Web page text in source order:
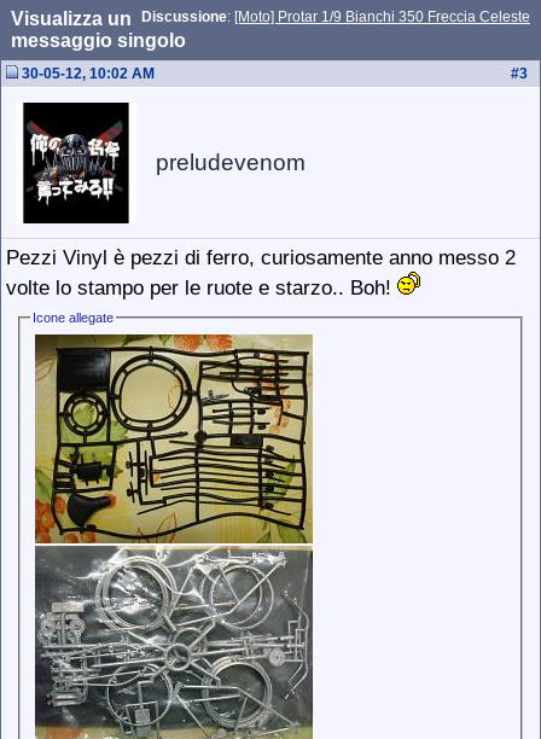
Discussione: [Moto] Protar 1/9 Bianchi 350 Freccia Celeste
Visualizza un
messaggio singolo
#3
30-05-12, 10:02 AM
preludevenom
Pezzi Vinyl è pezzi di ferro, curiosamente anno messo 2
volte lo stampo per le ruote e starzo.. Boh!
Icone allegate